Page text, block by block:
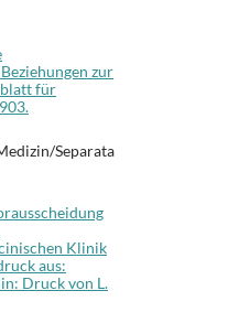
zur
für
Separata
Klinik
aus:
Druck von L.